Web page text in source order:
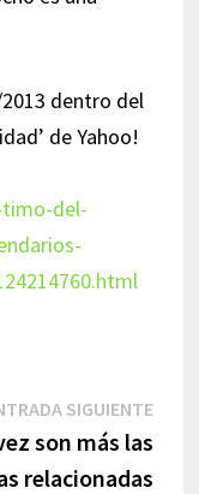
dentro del
de Yahoo!
del-
SIGUIENTE
son más las
relacionadas